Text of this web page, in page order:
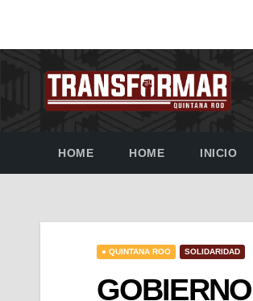
HOME HOME INICIO
● QUINTANA ROO SOLIDARIDAD